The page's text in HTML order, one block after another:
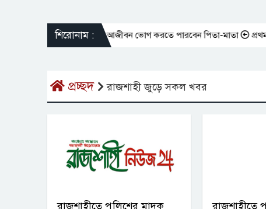
শিরোনাম :
সম্পত্তি দান করলেও আজীবন ভোগ করতে পারবেন পিতা-মাতা প্রথমবারের
প্রচ্ছদ রাজশাহী জুড়ে সকল খবর
রাজশাহীতে পুলিশের মাদক
রাজশাহীতে